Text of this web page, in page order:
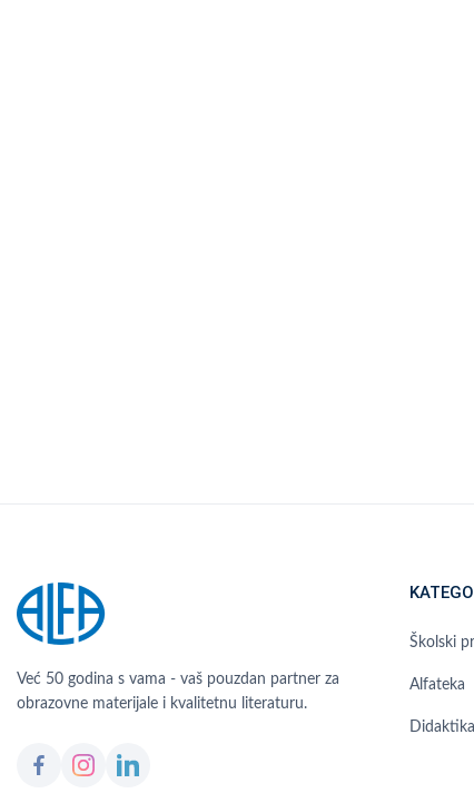
Već 50 godina s vama - vaš pouzdan partner za
obrazovne materijale i kvalitetnu literaturu.
Školski
Alfateka
Didaktika